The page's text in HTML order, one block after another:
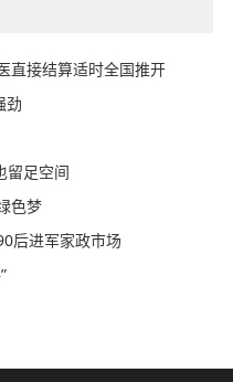
直接结算适时全国推开
劲
留足空间
色梦
后进军家政市场